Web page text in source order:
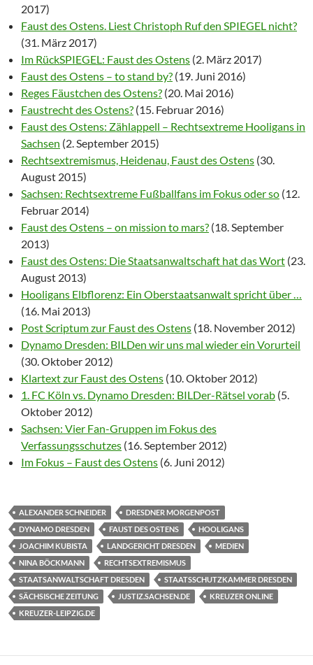
2017)
Faust des Ostens. Liest Christoph Ruf den SPIEGEL nicht?
(31. März 2017)
Im RückSPIEGEL: Faust des Ostens (2. März 2017)
Faust des Ostens – to stand by? (19. Juni 2016)
Reges Fäustchen des Ostens? (20. Mai 2016)
Faustrecht des Ostens? (15. Februar 2016)
Faust des Ostens: Zählappell – Rechtsextreme Hooligans in
Sachsen (2. September 2015)
Rechtsextremismus, Heidenau, Faust des Ostens (30.
August 2015)
Sachsen: Rechtsextreme Fußballfans im Fokus oder so (12.
Februar 2014)
Faust des Ostens – on mission to mars? (18. September
2013)
Faust des Ostens: Die Staatsanwaltschaft hat das Wort (23.
August 2013)
Hooligans Elbflorenz: Ein Oberstaatsanwalt spricht über …
(16. Mai 2013)
Post Scriptum zur Faust des Ostens (18. November 2012)
Dynamo Dresden: BILDen wir uns mal wieder ein Vorurteil
(30. Oktober 2012)
Klartext zur Faust des Ostens (10. Oktober 2012)
1. FC Köln vs. Dynamo Dresden: BILDer-Rätsel vorab (5.
Oktober 2012)
Sachsen: Vier Fan-Gruppen im Fokus des
Verfassungsschutzes (16. September 2012)
Im Fokus – Faust des Ostens (6. Juni 2012)
ALEXANDER SCHNEIDER
DRESDNER MORGENPOST
DYNAMO DRESDEN
FAUST DES OSTENS
HOOLIGANS
JOACHIM KUBISTA
LANDGERICHT DRESDEN
MEDIEN
NINA BÖCKMANN
RECHTSEXTREMISMUS
STAATSANWALTSCHAFT DRESDEN
STAATSSCHUTZKAMMER DRESDEN
SÄCHSISCHE ZEITUNG
JUSTIZ.SACHSEN.DE
KREUZER ONLINE
KREUZER-LEIPZIG.DE